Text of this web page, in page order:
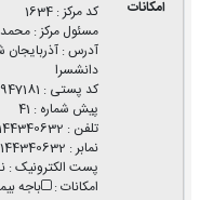
کد مرکز:
1634
مسئول مرکز:
آدرس:
دانشسرا
کد پستی :
پیش شماره :
41
تلفن :
نمابر:
پست الکترونیک:
امکانات: باجه